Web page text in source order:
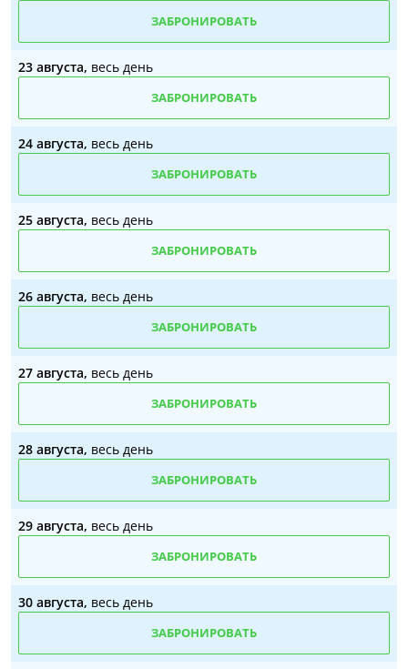
ЗАБРОНИРОВАТЬ
23 августа, весь день
ЗАБРОНИРОВАТЬ
24 августа, весь день
ЗАБРОНИРОВАТЬ
25 августа, весь день
ЗАБРОНИРОВАТЬ
26 августа, весь день
ЗАБРОНИРОВАТЬ
27 августа, весь день
ЗАБРОНИРОВАТЬ
28 августа, весь день
ЗАБРОНИРОВАТЬ
29 августа, весь день
ЗАБРОНИРОВАТЬ
30 августа, весь день
ЗАБРОНИРОВАТЬ